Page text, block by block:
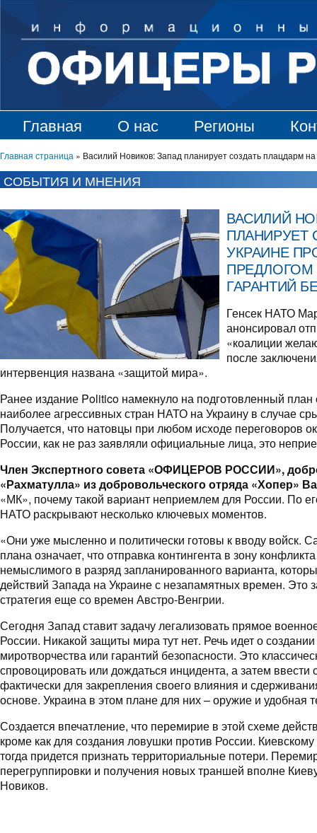
Главная О нас Регионы
Главная страница » Василий Новиков: Запад планирует создать плацдарм
СОБЫТИЯ И МНЕНИЯ
ВАСИЛИЙ
ПЛАНИРУЕТ
УКРАИНЕ
ПРЕДЛОГОМ
ГАРАНТИЙ
Генсек НАТО
анонсировал
«коалиции
после
интервенция названа «защитой мира».
Ранее издание Politico намекнуло на подготовленный план
наиболее агрессивных стран НАТО на Украину в случае
Получается, что натовцы при любом исходе переговоров
России, как не раз заявляли официальные лица, это
Член Экспертного совета «ОФИЦЕРОВ РОССИИ»,
«Рахматулла» из добровольческого отряда «Хопер»
«МК», почему такой вариант неприемлем для России. По
НАТО раскрывают несколько ключевых моментов.
«Они уже мысленно и политически готовы к вводу войск.
плана означает, что отправка контингента в зону
немыслимого в разряд запланированного варианта,
действий Запада на Украине с незапамятных времен. Это
стратегия еще со времен Австро-Венгрии.
Сегодня Запад ставит задачу легализовать прямое
России. Никакой защиты мира тут нет. Речь идет о
миротворчества или гарантий безопасности. Это
спровоцировать или дождаться инцидента, а затем
фактически для закрепления своего влияния и
основе. Украина в этом плане для них – оружие и удобная
Создается впечатление, что перемирие в этой схеме
кроме как для создания ловушки против России.
тогда придется признать территориальные потери.
перегруппировки и получения новых траншей вполне
Новиков.